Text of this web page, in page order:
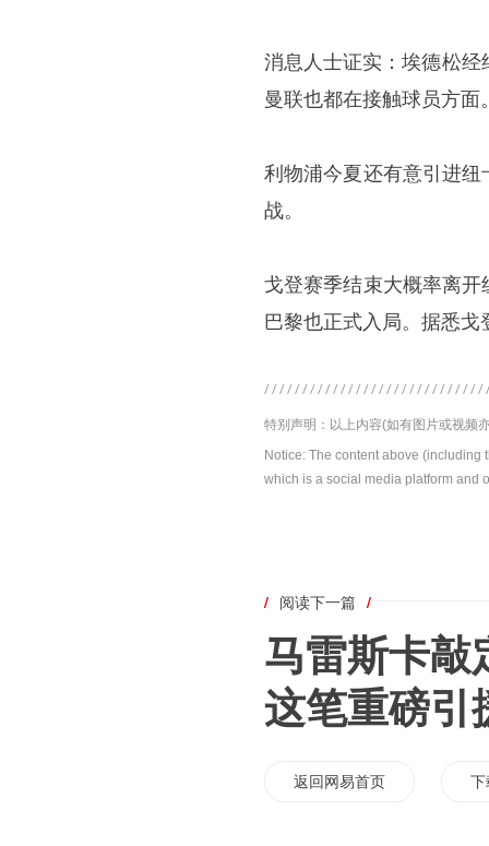
消息人士证实：埃德松
曼联也都在接触球员方面
利物浦今夏还有意引进
战。
戈登赛季结束大概率离
巴黎也正式入局。据悉
特别声明：以上内容(如有图片或视频
Notice: The content above
which is a social media platform and
/ 阅读下一篇 /
马雷斯卡敲
这笔重磅引
返回网易首页 下